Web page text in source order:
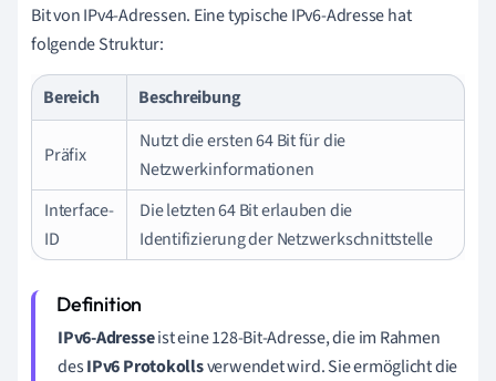
Bit von IPv4-Adressen. Eine typische IPv6-Adresse hat
folgende Struktur:
Bereich Beschreibung
Präfix
Nutzt die ersten 64 Bit für die
Netzwerkinformationen
Interface-
ID
Die letzten 64 Bit erlauben die
Identifizierung der Netzwerkschnittstelle
IPv6-Adresseist eine 128-Bit-Adresse, die im Rahmen
desIPv6 Protokollsverwendet wird. Sie ermöglicht die